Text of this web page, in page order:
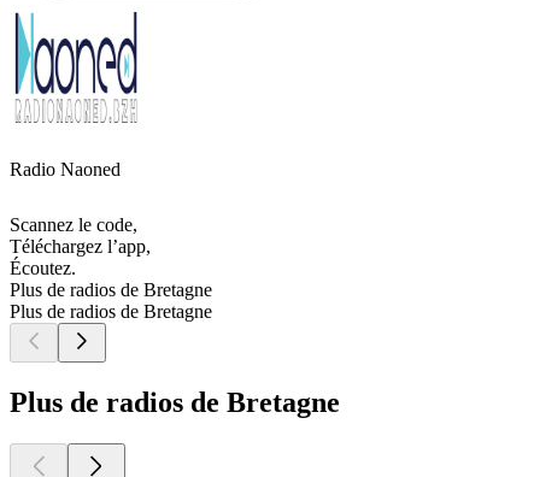
Radio Naoned
Scannez le code,
Téléchargez l’app,
Écoutez.
Plus de radios de Bretagne
Plus de radios de Bretagne
Plus de radios de Bretagne